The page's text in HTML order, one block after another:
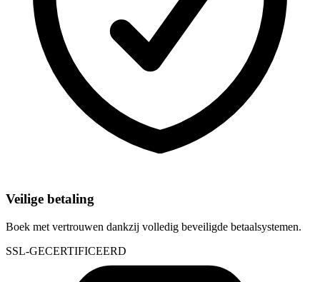
Veilige betaling
Boek met vertrouwen dankzij volledig beveiligde betaalsystemen.
SSL-GECERTIFICEERD